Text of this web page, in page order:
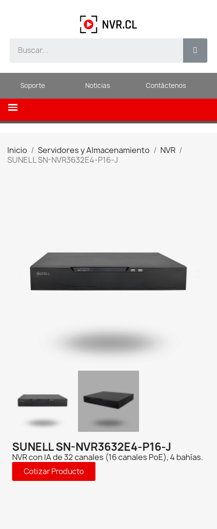
Soporte Noticias Contáctenos
Inicio Servidores y Almacenamiento
NVR
SUNELL SN-NVR3632E4-P16-J
SUNELL SN-NVR3632E4-P16-J
NVR con IA de 32 canales (16 canales PoE), 4 bahías.
Cotizar Producto